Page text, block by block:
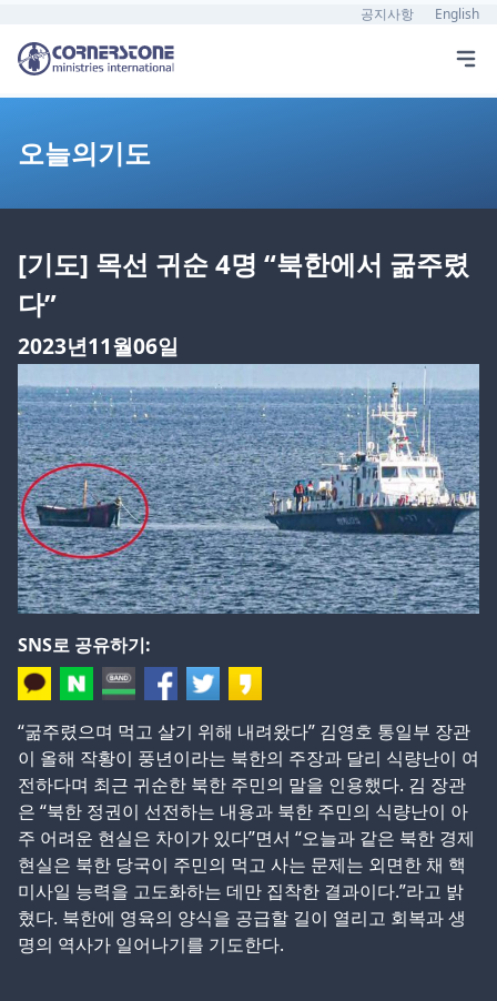
공지사항 English
오늘의기도
[기도] 목선 귀순 4명 “북한에서 굶주렸
다”
2023년11월06일
SNS로 공유하기:
“굶주렸으며 먹고 살기 위해 내려왔다” 김영호 통일부 장관
이 올해 작황이 풍년이라는 북한의 주장과 달리 식량난이 여
전하다며 최근 귀순한 북한 주민의 말을 인용했다. 김 장관
은 “북한 정권이 선전하는 내용과 북한 주민의 식량난이 아
주 어려운 현실은 차이가 있다”면서 “오늘과 같은 북한 경제
현실은 북한 당국이 주민의 먹고 사는 문제는 외면한 채 핵
미사일 능력을 고도화하는 데만 집착한 결과이다.”라고 밝
혔다. 북한에 영육의 양식을 공급할 길이 열리고 회복과 생
명의 역사가 일어나기를 기도한다.